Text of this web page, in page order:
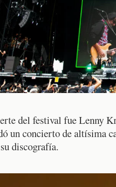
del festival fue Lenny
un concierto de altísima
discografía.